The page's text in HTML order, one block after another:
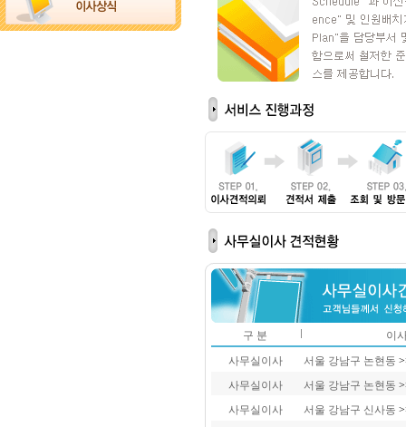
구 분
이
사무실이사
서울 강남구 논현동
사무실이사
서울 강남구 논현동
사무실이사
서울 강남구 신사동